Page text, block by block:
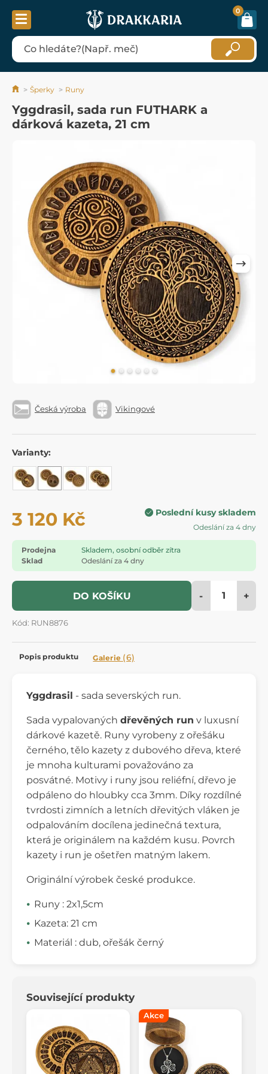
0
Šperky Runy
Yggdrasil, sada run FUTHARK a
dárková kazeta, 21 cm
Česká výroba Vikingové
Varianty:
3 120 Kč Poslední kusy skladem
Odeslání za 4 dny
Prodejna
Skladem, osobní odběr zítra
Sklad
Odeslání za 4 dny
DO KOŠÍKU - +
Kód: RUN8876
Popis produktu Galerie (6)
Yggdrasil - sada severských run.
Sada vypalovaných dřevěných run v luxusní
dárkové kazetě. Runy vyrobeny z ořešáku
černého, tělo kazety z dubového dřeva, které
je mnoha kulturami považováno za
posvátné. Motivy i runy jsou reliéfní, dřevo je
odpáleno do hloubky cca 3mm. Díky rozdílné
tvrdosti zimních a letních dřevitých vláken je
odpalováním docílena jedinečná textura,
která je originálem na každém kusu. Povrch
kazety i run je ošetřen matným lakem.
Originální výrobek české produkce.
Runy : 2x1,5cm
Kazeta: 21 cm
Materiál : dub, ořešák černý
Související produkty
Akce